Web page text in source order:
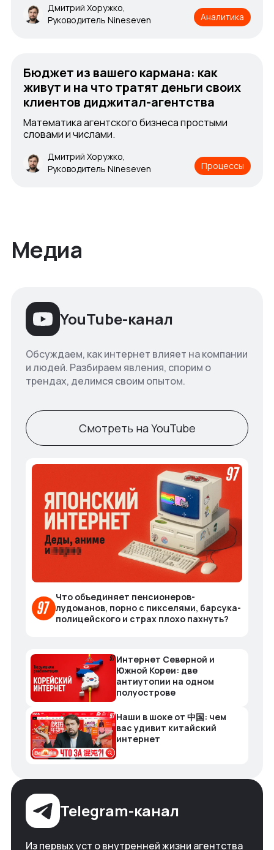
бизнеса и упрощает работу интернет-магазина
Дмитрий Хоружко,
Руководитель Nineseven
Аналитика
Бюджет из вашего кармана: как
живут и на что тратят деньги своих
клиентов диджитал-агентства
Математика агентского бизнеса простыми
словами и числами.
Дмитрий Хоружко,
Руководитель Nineseven
Процессы
Медиа
YouTube-канал
Обсуждаем, как интернет влияет на компании
и людей. Разбираем явления, спорим о
трендах, делимся своим опытом.
Смотреть на YouTube
Что объединяет пенсионеров-
лудоманов, порно с пикселями, барсука-
полицейского и страх плохо пахнуть?
Интернет Северной и
Южной Кореи: две
антиутопии на одном
полуострове
Наши в шоке от 中国: чем
вас удивит китайский
интернет
Telegram-канал
Из первых уст о внутренней жизни агентства